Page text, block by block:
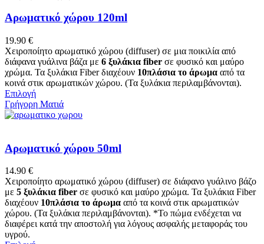
Οι
επιλογές
να
επιλεγούν
στη
σελίδα
προϊόντος
Αρωματικό χώρου 120ml
19.90 €
Χειροποίητο αρωματικό χώρου (diffuser) σε μια ποικιλία από
διάφανα γυάλινα βάζα με 6 ξυλάκια fiber σε φυσικό και μαύρο
χρώμα. Τα ξυλάκια Fiber διαχέουν 10πλάσια το άρωμα από τα
κοινά στικ αρωματικών χώρου. (Τα ξυλάκια περιλαμβάνονται).
ΕπιλογήΑυτό
το
προϊόν
παραλλαγές.
Οι
μπορούν
να
επιλεγούν
στη
σελίδα
Γρήγορη Ματιά
Αρωματικό χώρου 50ml
14.90 €
Χειροποίητο αρωματικό χώρου (diffuser) σε διάφανο γυάλινο βάζο
με 5 ξυλάκια fiber σε φυσικό και μαύρο χρώμα. Τα ξυλάκια Fiber
διαχέουν 10πλάσια το άρωμα από τα κοινά στικ αρωματικών
χώρου. (Τα ξυλάκια περιλαμβάνονται). *Το πώμα ενδέχεται να
διαφέρει κατά την αποστολή για λόγους ασφαλής μεταφοράς του
υγρού.